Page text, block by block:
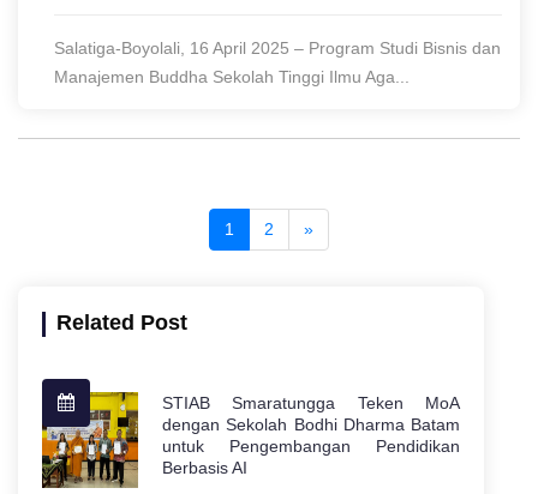
Salatiga-Boyolali, 16 April 2025 – Program Studi Bisnis dan
Manajemen Buddha Sekolah Tinggi Ilmu Aga...
1 2 »
Related Post
STIAB Smaratungga Teken MoA
dengan Sekolah Bodhi Dharma Batam
untuk Pengembangan Pendidikan
Berbasis AI